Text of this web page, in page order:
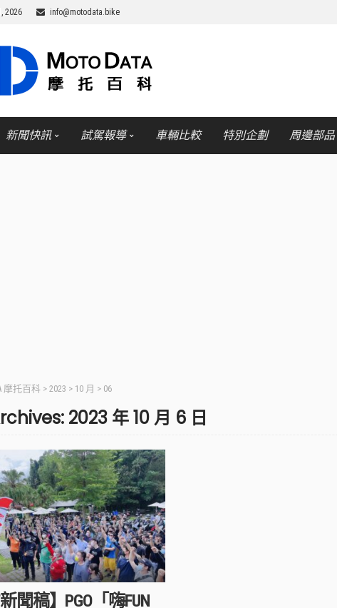
2026 info@motodata.bike
新聞快訊 試駕報導 車輛比較 特別企劃 周邊部品
摩托百科 > 2023 > 10 月 > 06
2023 年 10 月 6 日
聞稿】PGO「嗨FUN